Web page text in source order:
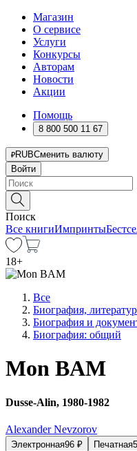
Магазин
О сервисе
Услуги
Конкурсы
Авторам
Новости
Акции
Помощь
8 800 500 11 67
RUBСменить валюту
Войти
Поиск
Все книгиИмпринты
18+
Все
Биография,
Биография и
Биография: общий
Mon BAM
Dusse-Alin, 1980-1982
Alexander Nevzorov
Электронная96 ₽ Печатная